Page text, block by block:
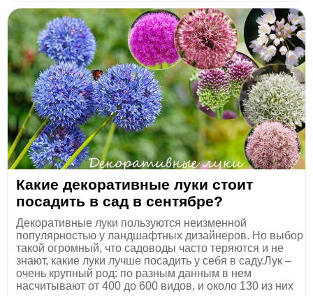
Какие декоративные луки стоит
посадить в сад в сентябре?
Декоративные луки пользуются неизменной
популярностью у ландшафтных дизайнеров. Но выбор
такой огромный, что садоводы часто теряются и не
знают, какие луки лучше посадить у себя в саду.Лук –
очень крупный род: по разным данным в нем
насчитывают от 400 до 600 видов, и около 130 из них